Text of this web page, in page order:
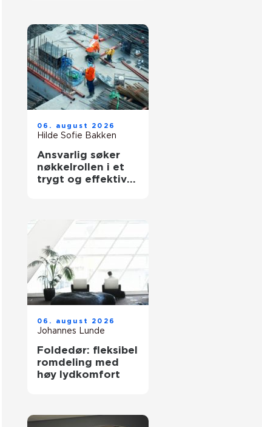
06. august 2026
Hilde Sofie Bakken
Ansvarlig søker
nøkkelrollen i et
trygt og effektivt
06. august 2026
Johannes Lunde
Foldedør: fleksibel
romdeling med
høy lydkomfort